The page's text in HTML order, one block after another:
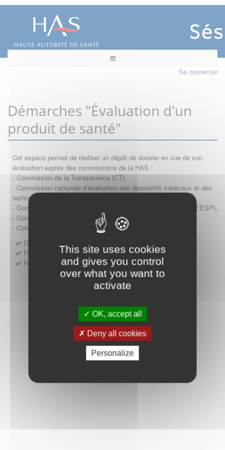
This site uses cookies
and gives you control
over what you want to
activate
OK, accept all
Deny all cookies
Personalize
Se connecter
Démarches "Évaluation d'un
produit de santé"
Cet espace permet de réaliser un dépôt de dossier en vue de son
évaluation auprès des commissions de la HAS :
- Commission de la Transparence (CT),
- Commission nationale d’évaluation des dispositifs médicaux et des
technologies de santé (CNEDiMTS),
- Commission d'évaluation économique et de santé publique (CEESP),
- Commission technique des vaccinations (CTV)
- Collège HAS (Forfait innovation : DM, DM-DIV, actes)
Dépôt d'un dossier pour un produit de santé
Protocoles d'études post-inscription
Rencontres précoces